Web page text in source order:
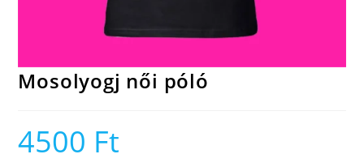
Mosolyogj női póló
4500 Ft